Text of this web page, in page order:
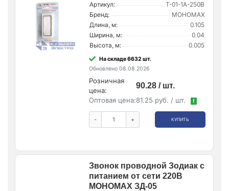
Артикул:
Т-01-1А-250В
Бренд:
МОНОМАХ
Длина, м:
0.105
Ширина, м:
0.04
Высота, м:
0.005
На складе 6632 шт.
Обновлено 08.08.2026
Розничная
цена:
90.28 / шт.
Оптовая цена:81.25 руб. / шт. !
- + КУПИТЬ
Звонок проводной Зодиак с
питанием от сети 220В
МОНОМАХ ЗД-05